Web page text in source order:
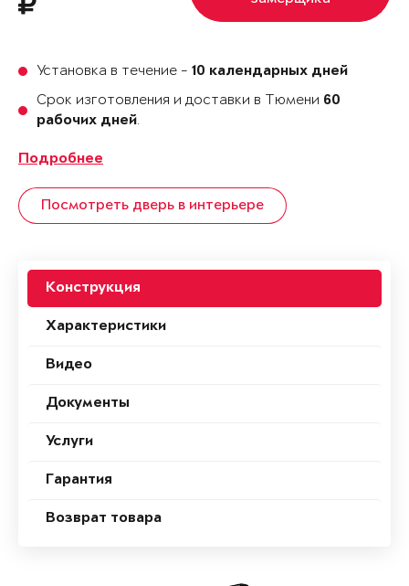
Установка в течение - 10 календарных дней
Срок изготовления и доставки в Тюмени 60
рабочих дней.
Подробнее
Посмотреть дверь в интерьере
Конструкция
Характеристики
Видео
Документы
Услуги
Гарантия
Возврат товара